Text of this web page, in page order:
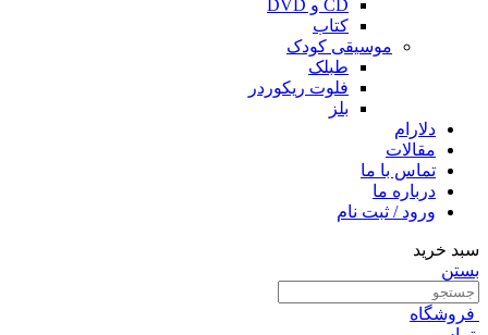
CD و DVD
کتاب
موسیقی کودک
طبلک
فلوت ریکوردر
بلز
دلارام
مقالات
تماس با ما
درباره ما
ورود / ثبت نام
سبد خرید
بستن
فروشگاه